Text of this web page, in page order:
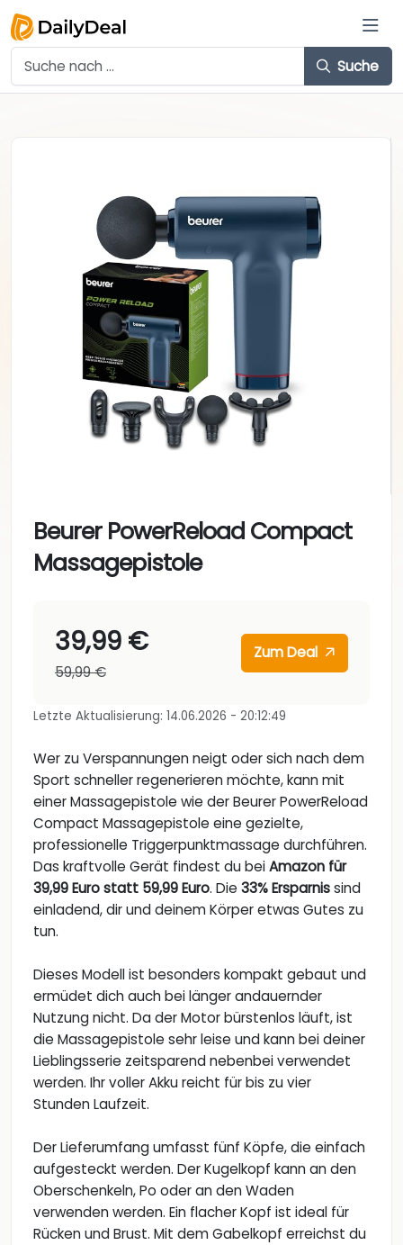
Suche
Beurer PowerReload Compact
Massagepistole
39,99 €
59,99 €
Zum Deal
Letzte Aktualisierung: 14.06.2026 - 20:12:49
Wer zu Verspannungen neigt oder sich nach dem
Sport schneller regenerieren möchte, kann mit
einer Massagepistole wie der Beurer PowerReload
Compact Massagepistole eine gezielte,
professionelle Triggerpunktmassage durchführen.
Das kraftvolle Gerät findest du beiAmazon für
39,99 Euro statt 59,99 Euro. Die 33% Ersparnissind
einladend, dir und deinem Körper etwas Gutes zu
tun.
Dieses Modell ist besonders kompakt gebaut und
ermüdet dich auch bei länger andauernder
Nutzung nicht. Da der Motor bürstenlos läuft, ist
die Massagepistole sehr leise und kann bei deiner
Lieblingsserie zeitsparend nebenbei verwendet
werden. Ihr voller Akku reicht für bis zu vier
Stunden Laufzeit.
Der Lieferumfang umfasst fünf Köpfe, die einfach
aufgesteckt werden. Der Kugelkopf kann an den
Oberschenkeln, Po oder an den Waden
verwenden werden. Ein flacher Kopf ist ideal für
Rücken und Brust. Mit dem Gabelkopf erreichst du